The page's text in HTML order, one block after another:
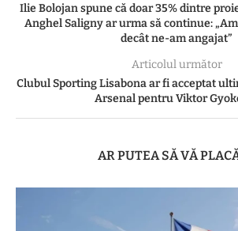
Ilie Bolojan spune că doar 35% dintre
Anghel Saligny ar urma să continue:
decât ne-am angajat”
Articolul următor
Clubul Sporting Lisabona ar fi acceptat
Arsenal pentru Viktor
AR PUTEA SĂ VĂ